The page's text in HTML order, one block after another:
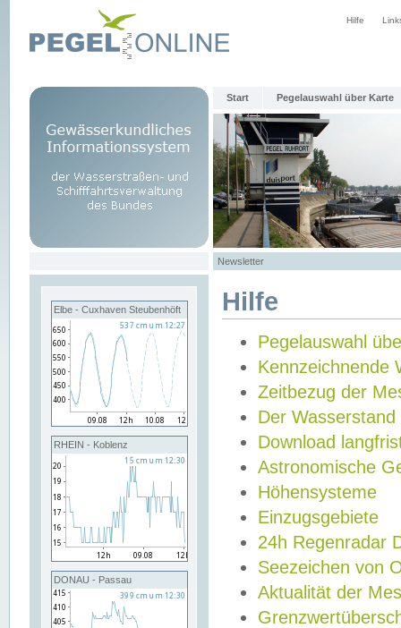
Hilfe
Start Pegelauswahl über Karte
Newsletter
Elbe - Cuxhaven Steubenhöft
RHEIN - Koblenz
DONAU - Passau
Hilfe
Pegelauswahl
Kennzeichnende
Zeitbezug der
Der Wasserstand
Download
Astronomische
Höhensysteme
Einzugsgebiete
24h Regenradar
Seezeichen von
Aktualität der